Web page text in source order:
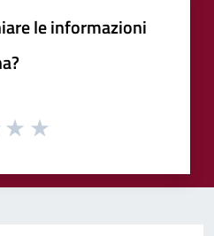
le informazioni